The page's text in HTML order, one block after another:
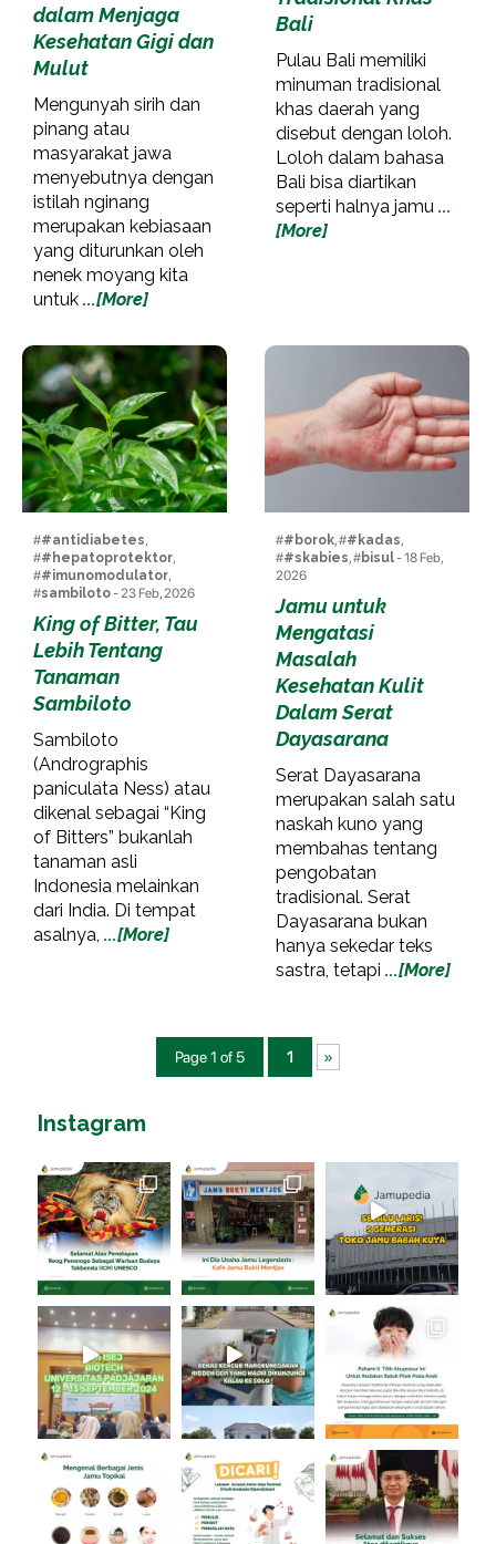
dalam Menjaga
Kesehatan Gigi dan
Mulut
Mengunyah sirih dan
pinang atau
masyarakat jawa
menyebutnya dengan
istilah nginang
merupakan kebiasaan
yang diturunkan oleh
nenek moyang kita
untuk ...[More]
Bali
Pulau Bali memiliki
minuman tradisional
khas daerah yang
disebut dengan loloh.
Loloh dalam bahasa
Bali bisa diartikan
seperti halnya jamu ...
[More]
##antidiabetes,
##hepatoprotektor,
##imunomodulator,
#sambiloto- 23 Feb, 2026
King of Bitter, Tau
Lebih Tentang
Tanaman
Sambiloto
Sambiloto
(Andrographis
paniculata Ness) atau
dikenal sebagai “King
of Bitters” bukanlah
tanaman asli
Indonesia melainkan
dari India. Di tempat
asalnya, ...[More]
##borok, ##kadas,
##skabies, #bisul- 18 Feb,
2026
Jamu untuk
Mengatasi
Masalah
Kesehatan Kulit
Dalam Serat
Dayasarana
Serat Dayasarana
merupakan salah satu
naskah kuno yang
membahas tentang
pengobatan
tradisional. Serat
Dayasarana bukan
hanya sekedar teks
sastra, tetapi ...[More]
Page 1 of 5 1 »
Instagram